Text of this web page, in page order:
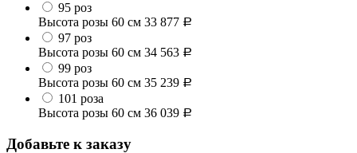
95 роз
Высота розы 60 см 33 877 Р
97 роз
Высота розы 60 см 34 563 Р
99 роз
Высота розы 60 см 35 239 Р
101 роза
Высота розы 60 см 36 039 Р
Добавьте к заказу